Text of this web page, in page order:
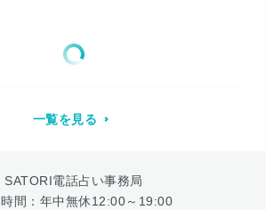
一覧を見る
SATORI電話占い事務局
間：年中無休12:00～19:00